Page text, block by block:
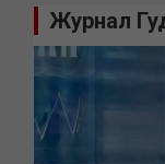
Журнал